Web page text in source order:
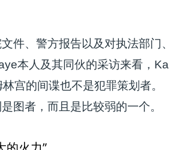
件、警方报告以及对执法部门、
本人及其同伙的采访来看，Ka
宫的间谍也不是犯罪策划者。
图者，而且是比较弱的一个。